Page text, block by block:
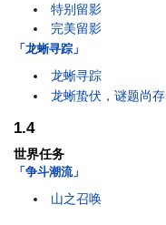
特别留影
完美留影
「龙蜥寻踪」
龙蜥寻踪
龙蜥蛰伏，谜题尚存
1.4
世界任务
「争斗潮流」
山之召唤